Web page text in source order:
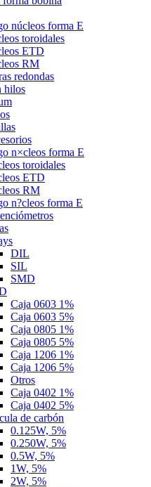
núcleos forma E
toroidales
ETD
RM
redondas
hilos
n×cleos forma E
toroidales
ETD
RM
n?cleos forma E
DIL
SIL
SMD
Caja 0603 1%
Caja 0603 5%
Caja 0805 1%
Caja 0805 5%
Caja 1206 1%
Caja 1206 5%
Otros
Caja 0402 1%
Caja 0402 5%
de carbón
0.125W, 5%
0.250W, 5%
0.5W, 5%
1W, 5%
2W, 5%